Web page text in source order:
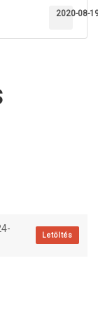
2020-08-
Letöltés